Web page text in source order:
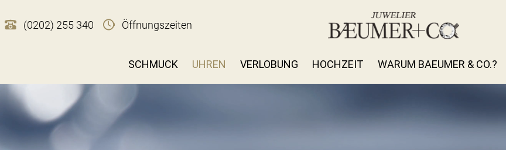
(0202) 255 340 Öffnungszeiten
SCHMUCK UHREN VERLOBUNG HOCHZEIT WARUM BAEUMER & CO.?